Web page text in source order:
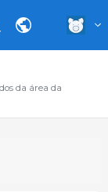
da área da